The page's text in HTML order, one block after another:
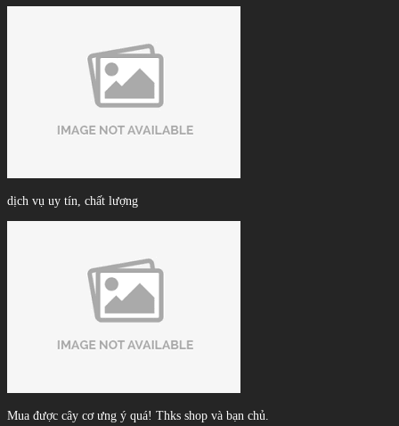
dịch vụ uy tín, chất lượng
Mua được cây cơ ưng ý quá! Thks shop và bạn chủ.